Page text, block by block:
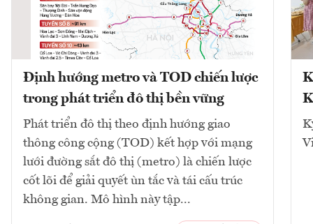
Định hướng metro và TOD chiến lược
trong phát triển đô thị bền vững
Phát triển đô thị theo định hướng giao
thông công cộng (TOD) kết hợp với mạng
lưới đường sắt đô thị (metro) là chiến lược
cốt lõi để giải quyết ùn tắc và tái cấu trúc
không gian. Mô hình này tập...